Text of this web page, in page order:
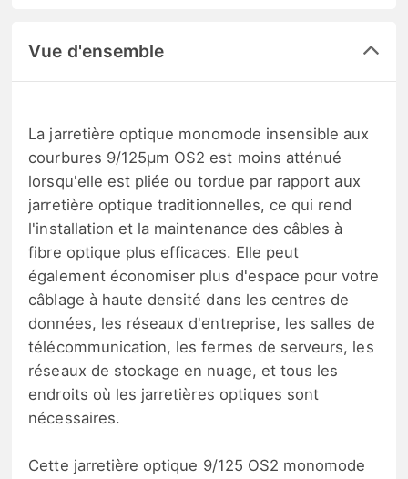
Vue d'ensemble
La jarretière optique monomode insensible aux
courbures 9/125μm OS2 est moins atténué
lorsqu'elle est pliée ou tordue par rapport aux
jarretière optique traditionnelles, ce qui rend
l'installation et la maintenance des câbles à
fibre optique plus efficaces. Elle peut
également économiser plus d'espace pour votre
câblage à haute densité dans les centres de
données, les réseaux d'entreprise, les salles de
télécommunication, les fermes de serveurs, les
réseaux de stockage en nuage, et tous les
endroits où les jarretières optiques sont
nécessaires.
Cette jarretière optique 9/125 OS2 monomode